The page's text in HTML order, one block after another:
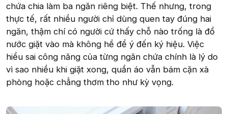
chứa chia làm ba ngăn riêng biệt. Thế nhưng, trong
thực tế, rất nhiều người chỉ dùng quen tay đúng hai
ngăn, thậm chí có người cứ thấy chỗ nào trống là đổ
nước giặt vào mà không hề để ý đến ký hiệu. Việc
hiểu sai công năng của từng ngăn chứa chính là lý do
vì sao nhiều khi giặt xong, quần áo vẫn bám cặn xà
phòng hoặc chẳng thơm tho như kỳ vọng.